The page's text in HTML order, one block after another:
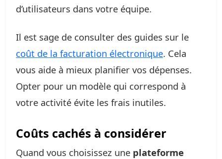
d’utilisateurs dans votre équipe.
Il est sage de consulter des guides sur le
coût de la facturation électronique. Cela
vous aide à mieux planifier vos dépenses.
Opter pour un modèle qui correspond à
votre activité évite les frais inutiles.
Coûts cachés à considérer
Quand vous choisissez une plateforme